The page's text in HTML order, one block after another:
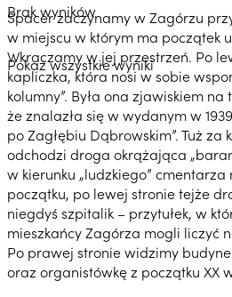
Brak wyników
Pokaż wszystkie wyniki
Spacer zaczynamy w Zagórzu
w miejscu w którym ma początek
Wkraczamy w jej przestrzeń. Po
kapliczka, która nosi w sobie
kolumny”. Była ona zjawiskiem
że znalazła się w wydanym w
po Zagłębiu Dąbrowskim”. Tuż
odchodzi droga okrążająca
w kierunku „ludzkiego”
początku, po lewej stronie tejże
niegdyś szpitalik – przytułek, w
mieszkańcy Zagórza mogli liczyć
Po prawej stronie widzimy
oraz organistówkę z początku XX